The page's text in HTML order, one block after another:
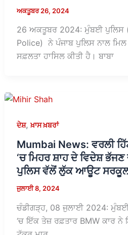
ਅਕਤੂਬਰ 26, 2024
26 ਅਕਤੂਬਰ 2024: ਮੁੰਬਈ ਪੁਲਿਸ
Police) ਨੇ ਪੰਜਾਬ ਪੁਲਿਸ ਨਾਲ
ਸਫ਼ਲਤਾ ਹਾਸਿਲ ਕੀਤੀ ਹੈ। ਬਾਬਾ
ਦੇਸ਼,ਖ਼ਾਸ ਖ਼ਬਰਾਂ
Mumbai News: ਵਰਲੀ
‘ਚ ਮਿਹਰ ਸ਼ਾਹ ਦੇ ਵਿਦੇਸ਼ ਭੱਜਣ
ਪੁਲਿਸ ਵੱਲੋਂ ਲੁੱਕ ਆਊਟ
ਜੁਲਾਈ 8, 2024
ਚੰਡੀਗੜ੍ਹ, 08 ਜੁਲਾਈ 2024:
‘ਚ ਇੱਕ ਤੇਜ਼ ਰਫ਼ਤਾਰ BMW ਕਾਰ